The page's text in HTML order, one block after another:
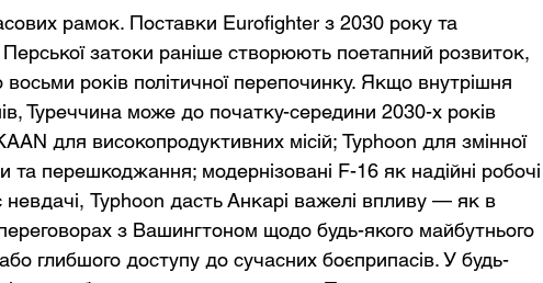
рамок. Поставки Eurofighter з 2030 року та
Перської затоки раніше створюють поетапний розвиток,
років політичної перепочинку. Якщо внутрішня
Туреччина може до початку-середини 2030-х років
для високопродуктивних місій; Typhoon для змінної
та перешкоджання; модернізовані F-16 як надійні робочі
Typhoon дасть Анкарі важелі впливу — як в
з Вашингтоном щодо будь-якого майбутнього
глибшого доступу до сучасних боєприпасів. У будь-